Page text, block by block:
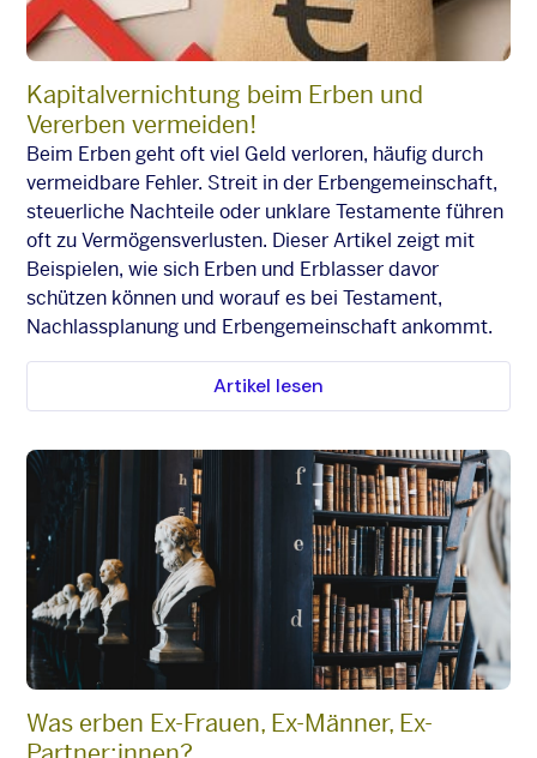
Kapitalvernichtung beim Erben und
Vererben vermeiden!
Beim Erben geht oft viel Geld verloren, häufig durch
vermeidbare Fehler. Streit in der Erbengemeinschaft,
steuerliche Nachteile oder unklare Testamente führen
oft zu Vermögensverlusten. Dieser Artikel zeigt mit
Beispielen, wie sich Erben und Erblasser davor
schützen können und worauf es bei Testament,
Nachlassplanung und Erbengemeinschaft ankommt.
Artikel lesen
Was erben Ex-Frauen, Ex-Männer, Ex-